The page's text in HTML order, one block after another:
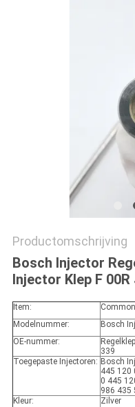
Productomschrijving
Bosch Injector
Injector Klep F
Item:
Modelnummer:
Bosch
OE-nummer:
339
Toegepaste Injectoren: Bosch
445 120
0 445
986 435
Kleur:
Zilver